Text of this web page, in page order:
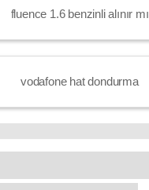
fluence 1.6 benzinli alınır mı
vodafone hat dondurma